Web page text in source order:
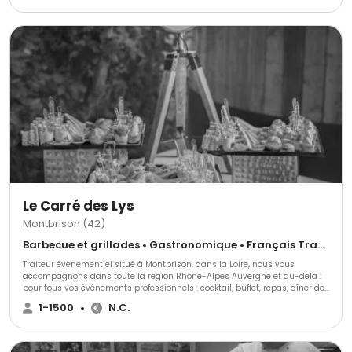
Le Carré des Lys
Montbrison (42)
Barbecue et grillades • Gastronomique • Français Traditionnel
Traiteur évènementiel situé à Montbrison, dans la Loire, nous vous
accompagnons dans toute la région Rhône-Alpes Auvergne et au-delà :
pour tous vos événements professionnels : cocktail, buffet, repas, dîner de
gala, plateaux repas, arbre de noël, assemblée générale..et pour toutes
vos réceptions privées : baptême, anniversaire, mariage, repas associatif...
partenaires locaux, notamment éleveurs et producteurs de légumes.
1-1500 • N.C.